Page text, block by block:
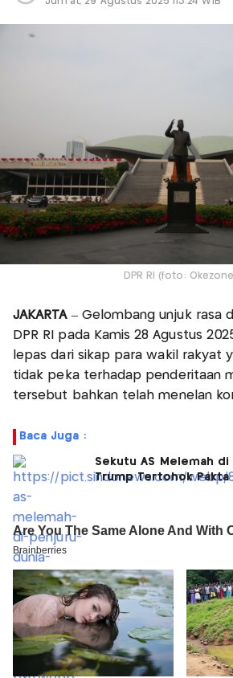
DPR RI (foto:
JAKARTA– Gelombang unjuk rasa
DPR RI pada Kamis 28 Agustus
lepas dari sikap para wakil rakyat
tidak peka terhadap penderitaan
tersebut bahkan telah menelan
Baca Juga :
Sekutu AS Melemah di
Trump Tertohok Pakta